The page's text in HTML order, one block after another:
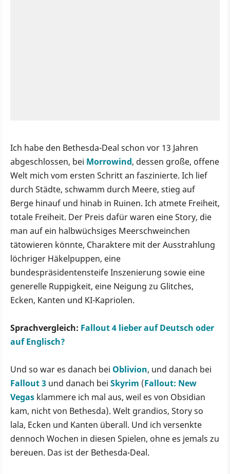
Ich habe den Bethesda-Deal schon vor 13 Jahren
abgeschlossen, bei Morrowind, dessen große, offene
Welt mich vom ersten Schritt an faszinierte. Ich lief
durch Städte, schwamm durch Meere, stieg auf
Berge hinauf und hinab in Ruinen. Ich atmete Freiheit,
totale Freiheit. Der Preis dafür waren eine Story, die
man auf ein halbwüchsiges Meerschweinchen
tätowieren könnte, Charaktere mit der Ausstrahlung
löchriger Häkelpuppen, eine
bundespräsidentensteife Inszenierung sowie eine
generelle Ruppigkeit, eine Neigung zu Glitches,
Ecken, Kanten und KI-Kapriolen.
Sprachvergleich: Fallout 4 lieber auf Deutsch oder
auf Englisch?
Und so war es danach bei Oblivion, und danach bei
Fallout 3 und danach bei Skyrim (Fallout: New
Vegas klammere ich mal aus, weil es von Obsidian
kam, nicht von Bethesda). Welt grandios, Story so
lala, Ecken und Kanten überall. Und ich versenkte
dennoch Wochen in diesen Spielen, ohne es jemals zu
bereuen. Das ist der Bethesda-Deal.